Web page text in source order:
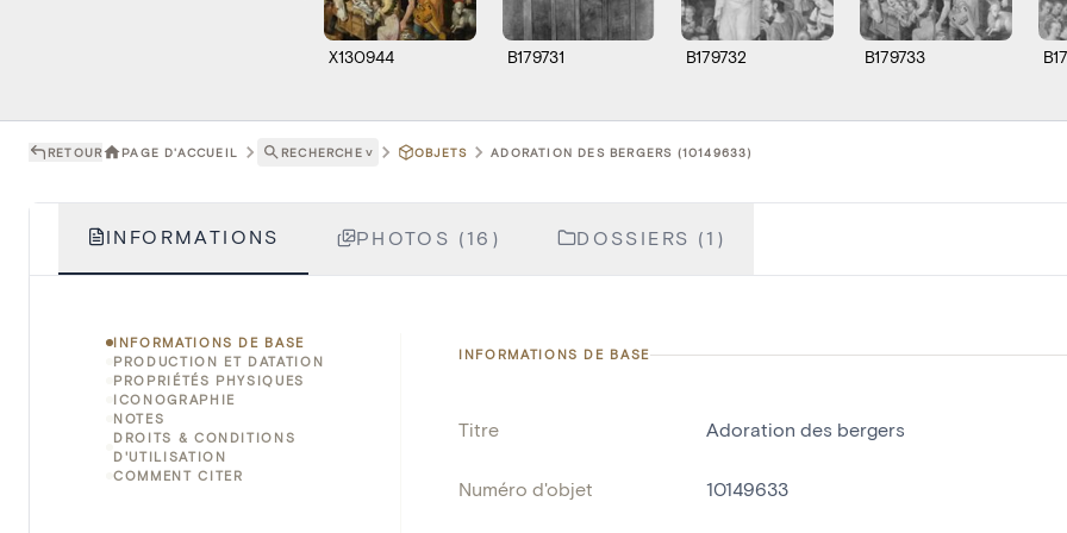
X130944 B179731 B179732 B179733
RETOUR PAGE D'ACCUEIL RECHERCHE ˅ OBJETS ADORATION DES BERGERS (10149633)
INFORMATIONS PHOTOS (16) DOSSIERS (1)
INFORMATIONS DE BASE
PRODUCTION ET DATATION
PROPRIÉTÉS PHYSIQUES
ICONOGRAPHIE
NOTES
DROITS & CONDITIONS
D'UTILISATION
COMMENT CITER
INFORMATIONS DE BASE
Titre Adoration des bergers
Numéro d'objet 10149633